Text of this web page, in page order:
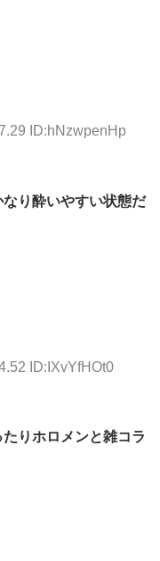
ID:hNzwpenHp
り酔いやすい状態だ
ID:IXvYfHOt0
りホロメンと雑コラ